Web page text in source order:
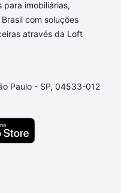
para você, com
em Jardim São
que custam a partir
adequar ao seu
dúvida dos custos
veja em nosso
apartamento
o imóvel dos seus
para imobiliárias,
com soluções
através da Loft
Paulo - SP, 04533-012